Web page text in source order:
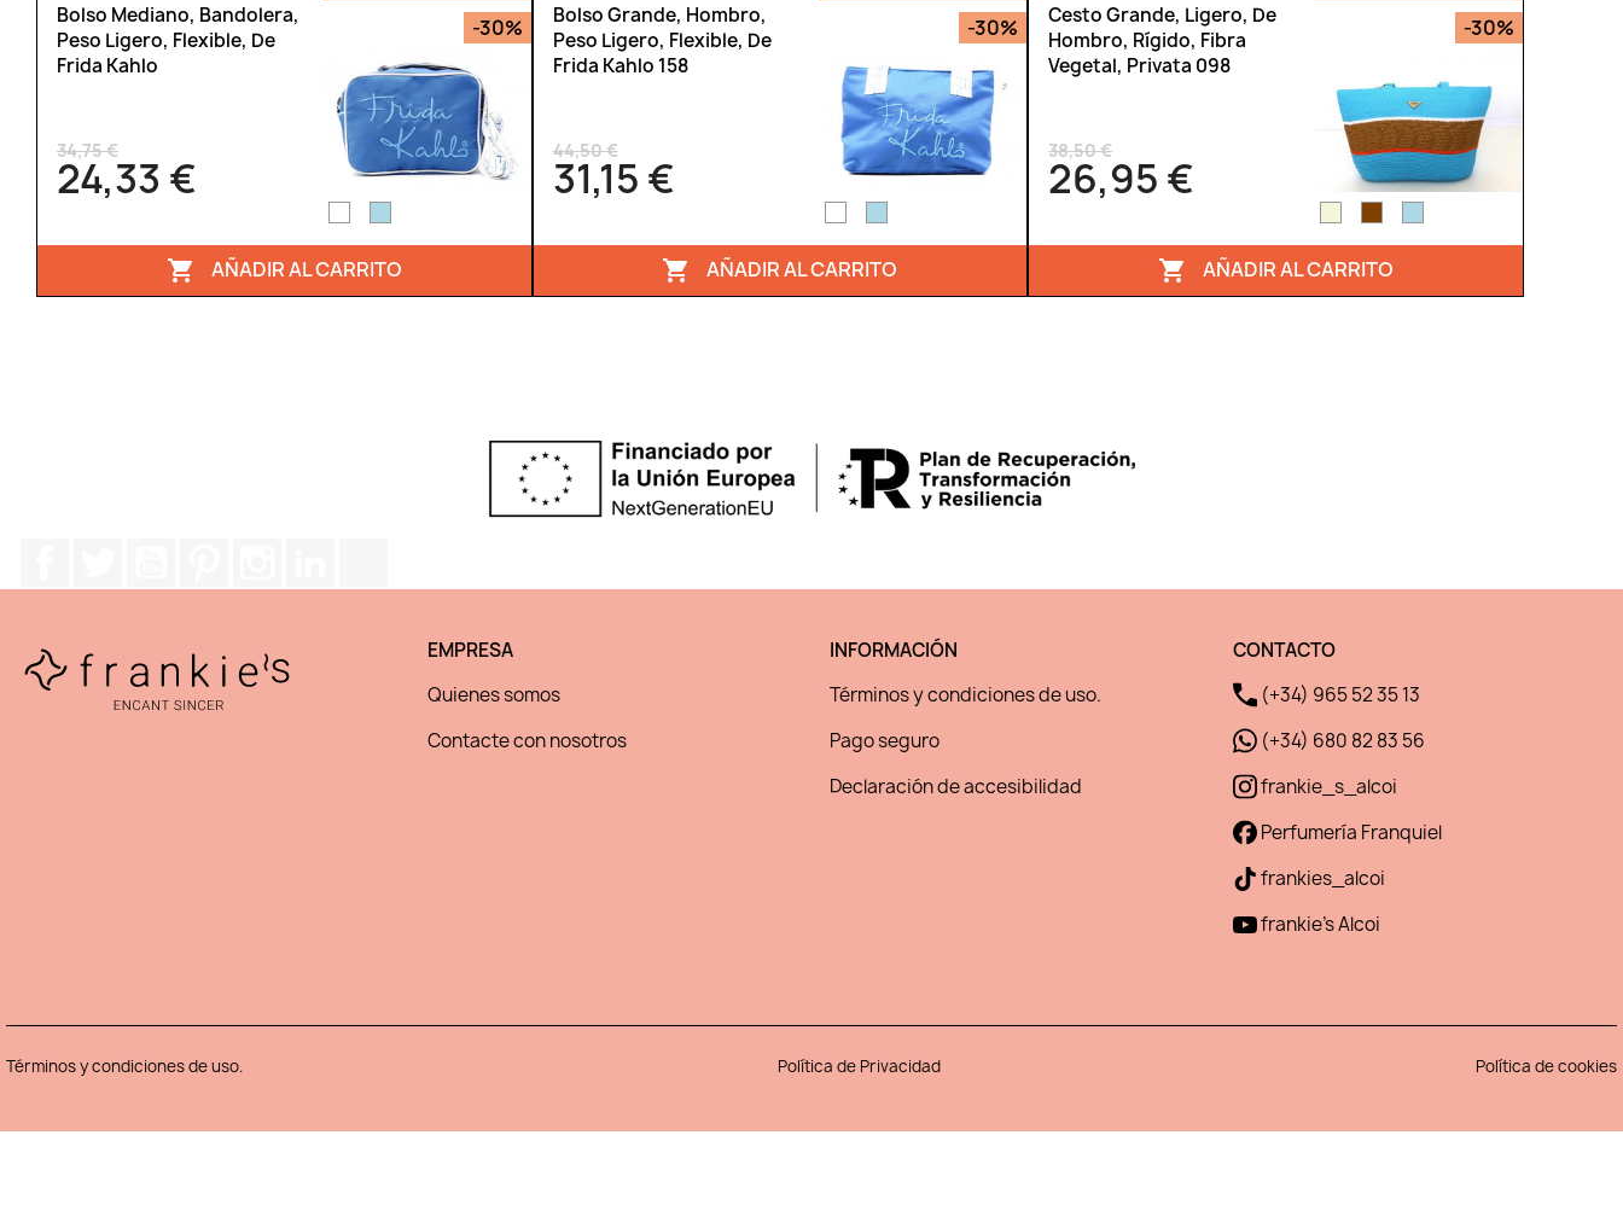
Bolso Mediano, Bandolera,
Peso Ligero, Flexible, De
Frida Kahlo
34,75 €
24,33 €
-30%
 AÑADIR AL CARRITO
Bolso Grande, Hombro,
Peso Ligero, Flexible, De
Frida Kahlo 158
44,50 €
31,15 €
-30%
 AÑADIR AL CARRITO
Cesto Grande, Ligero, De
Hombro, Rígido, Fibra
Vegetal, Privata 098
38,50 €
26,95 €
-30%
 AÑADIR AL CARRITO
EMPRESA
Quienes somos
Contacte con nosotros
INFORMACIÓN
Términos y condiciones de uso.
Pago seguro
Declaración de accesibilidad
CONTACTO
(+34) 965 52 35 13
(+34) 680 82 83 56
frankie_s_alcoi
Perfumería Franquiel
frankies_alcoi
frankie's Alcoi
Términos y condiciones de uso. Política de Privacidad Política de cookies